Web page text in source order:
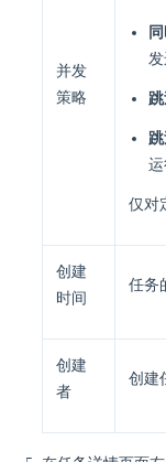
并发
策略
发
运
仅对
创建
时间
任务
创建
者
创建